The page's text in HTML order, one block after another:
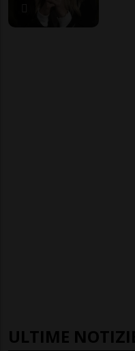
ULTIME